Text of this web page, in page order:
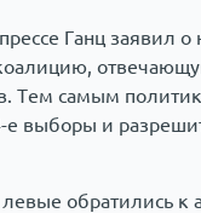
Ганц заявил о
Тем самым политик
е выборы и
обратились к